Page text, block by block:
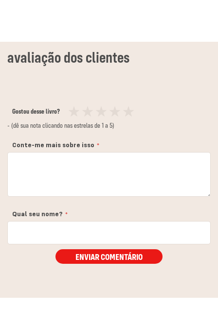
Gostou desse livro?
12
3
4
5
- (dê sua nota clicando nas estrelas de 1 a 5)
Conte-me mais sobre isso
Qual seu nome?
ENVIAR COMENTÁRIO